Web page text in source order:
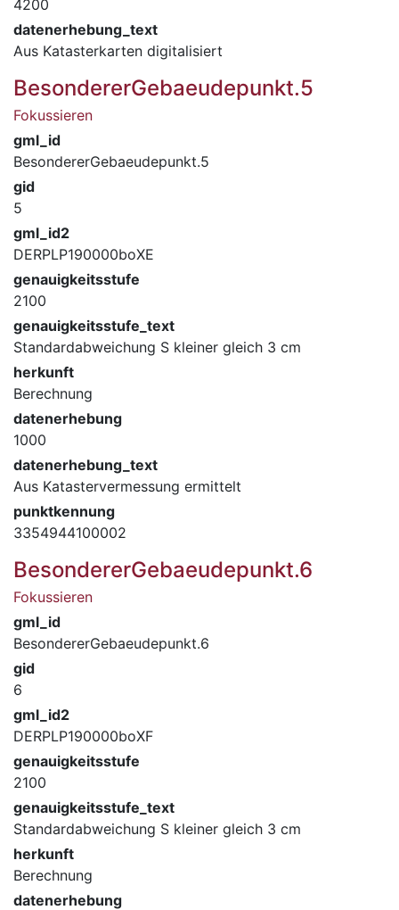
4200
datenerhebung_text
Aus Katasterkarten digitalisiert
BesondererGebaeudepunkt.5
Fokussieren
gml_id
BesondererGebaeudepunkt.5
gid
5
gml_id2
DERPLP190000boXE
genauigkeitsstufe
2100
genauigkeitsstufe_text
Standardabweichung S kleiner gleich 3 cm
herkunft
Berechnung
datenerhebung
1000
datenerhebung_text
Aus Katastervermessung ermittelt
punktkennung
3354944100002
BesondererGebaeudepunkt.6
Fokussieren
gml_id
BesondererGebaeudepunkt.6
gid
6
gml_id2
DERPLP190000boXF
genauigkeitsstufe
2100
genauigkeitsstufe_text
Standardabweichung S kleiner gleich 3 cm
herkunft
Berechnung
datenerhebung